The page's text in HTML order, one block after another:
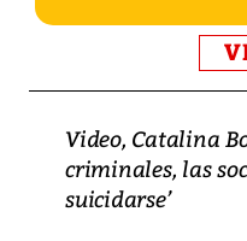
Video, Catalina
criminales, las
suicidarse’